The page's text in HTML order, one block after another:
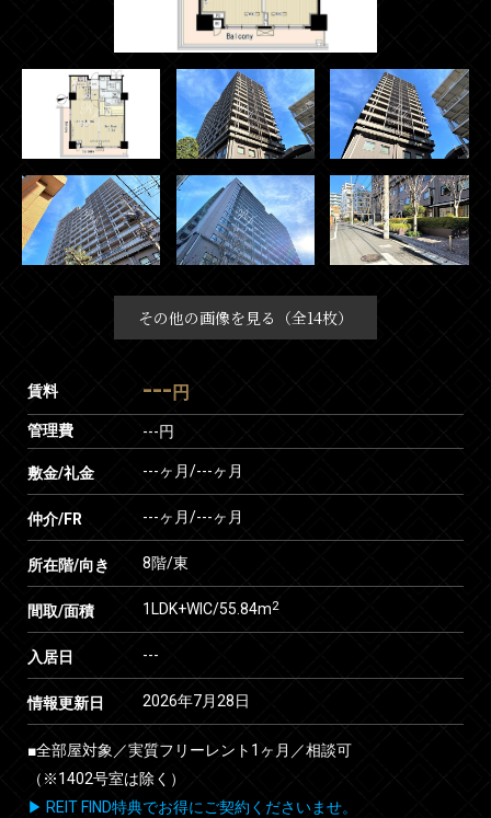
その他の画像を見る（全14枚）
賃料 --- 円
管理費 ---円
敷金/礼金 ---ヶ月/---ヶ月
仲介/FR ---ヶ月/---ヶ月
所在階/向き 8階/東
間取/面積 1LDK+WIC/55.84m2
入居日 ---
情報更新日 2026年7月28日
■全部屋対象／実質フリーレント1ヶ月／相談可
（※1402号室は除く）
▶ REIT FIND特典でお得にご契約くださいませ。